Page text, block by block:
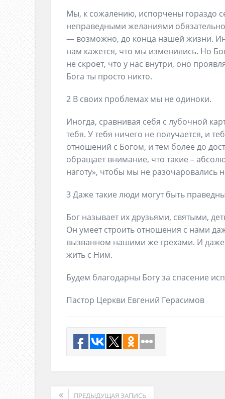
Мы, к сожалению, испорчены гораздо
неправедными желаниями
— возможно, до конца нашей жизни.
нам кажется, что мы изменились. Но
не скроет, что у нас внутри, оно
Бога ты просто никто.
2 В своих проблемах мы не одиноки.
Иногда, сравнивая себя с лубочной
тебя. У тебя ничего не получается, и
отношений с Богом, и тем более до
обращает внимание, что такие –
наготу», чтобы мы не разочаровались
3 Даже такие люди могут быть
Бог называет их друзьями, святыми,
Он умеет строить отношения с нами
вызванном нашими же грехами. И
жить с Ним.
Будем благодарны Богу за спасение
Пастор Церкви Евгений Герасимов
ПРЕДЫДУЩАЯ ЗАПИСЬ